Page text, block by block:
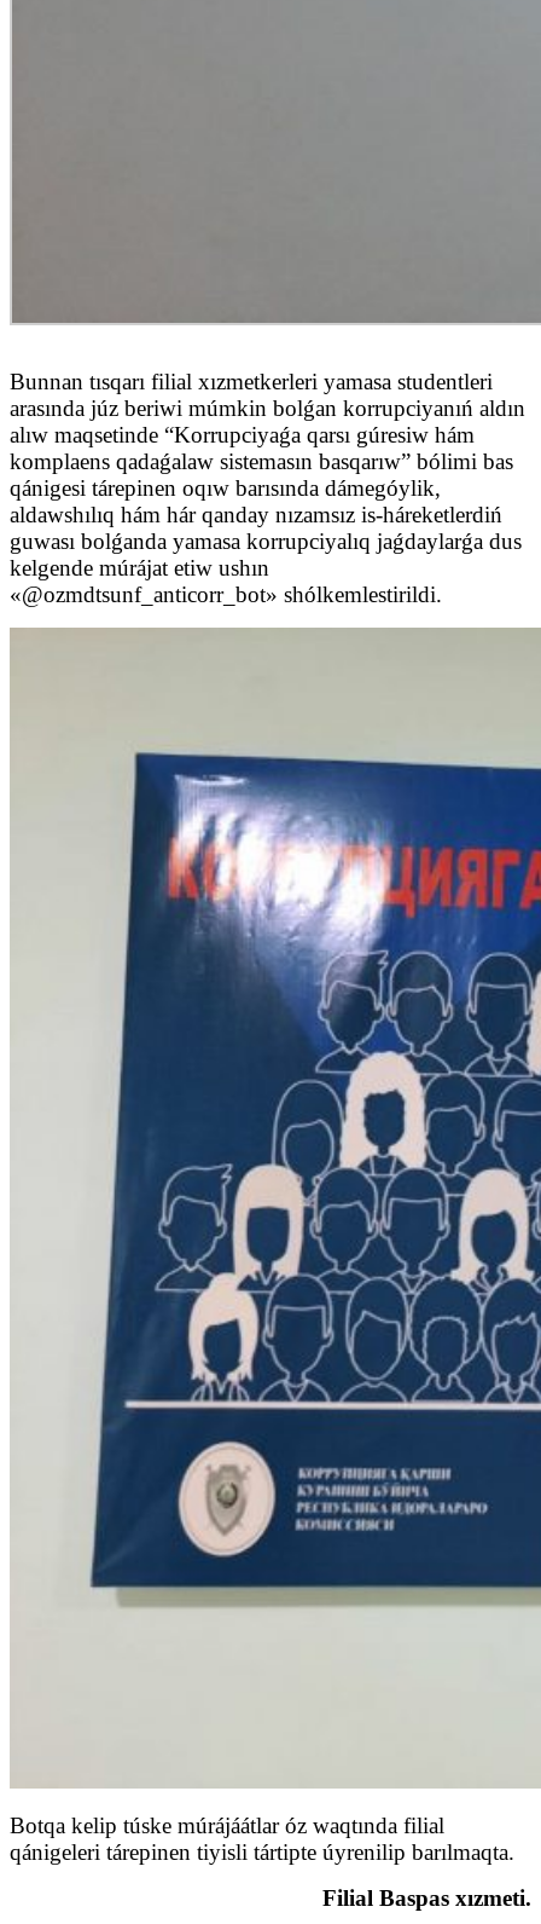
Bunnan tısqarı filial xızmetkerleri yamasa studentleri
arasında júz beriwi múmkin bolǵan korrupciyanıń aldın
alıw maqsetinde “Korrupciyaǵa qarsı gúresiw hám
komplaens qadaǵalaw sistemasın basqarıw” bólimi bas
qánigesi tárepinen oqıw barısında dámegóylik,
aldawshılıq hám hár qanday nızamsız is-háreketlerdiń
guwası bolǵanda yamasa korrupciyalıq jaǵdaylarǵa dus
kelgende múrájat etiw ushın
«@ozmdtsunf_anticorr_bot» shólkemlestirildi.
Botqa kelip túske múrájáátlar óz waqtında filial
qánigeleri tárepinen tiyisli tártipte úyrenilip barılmaqta.
Filial Baspas xızmeti.